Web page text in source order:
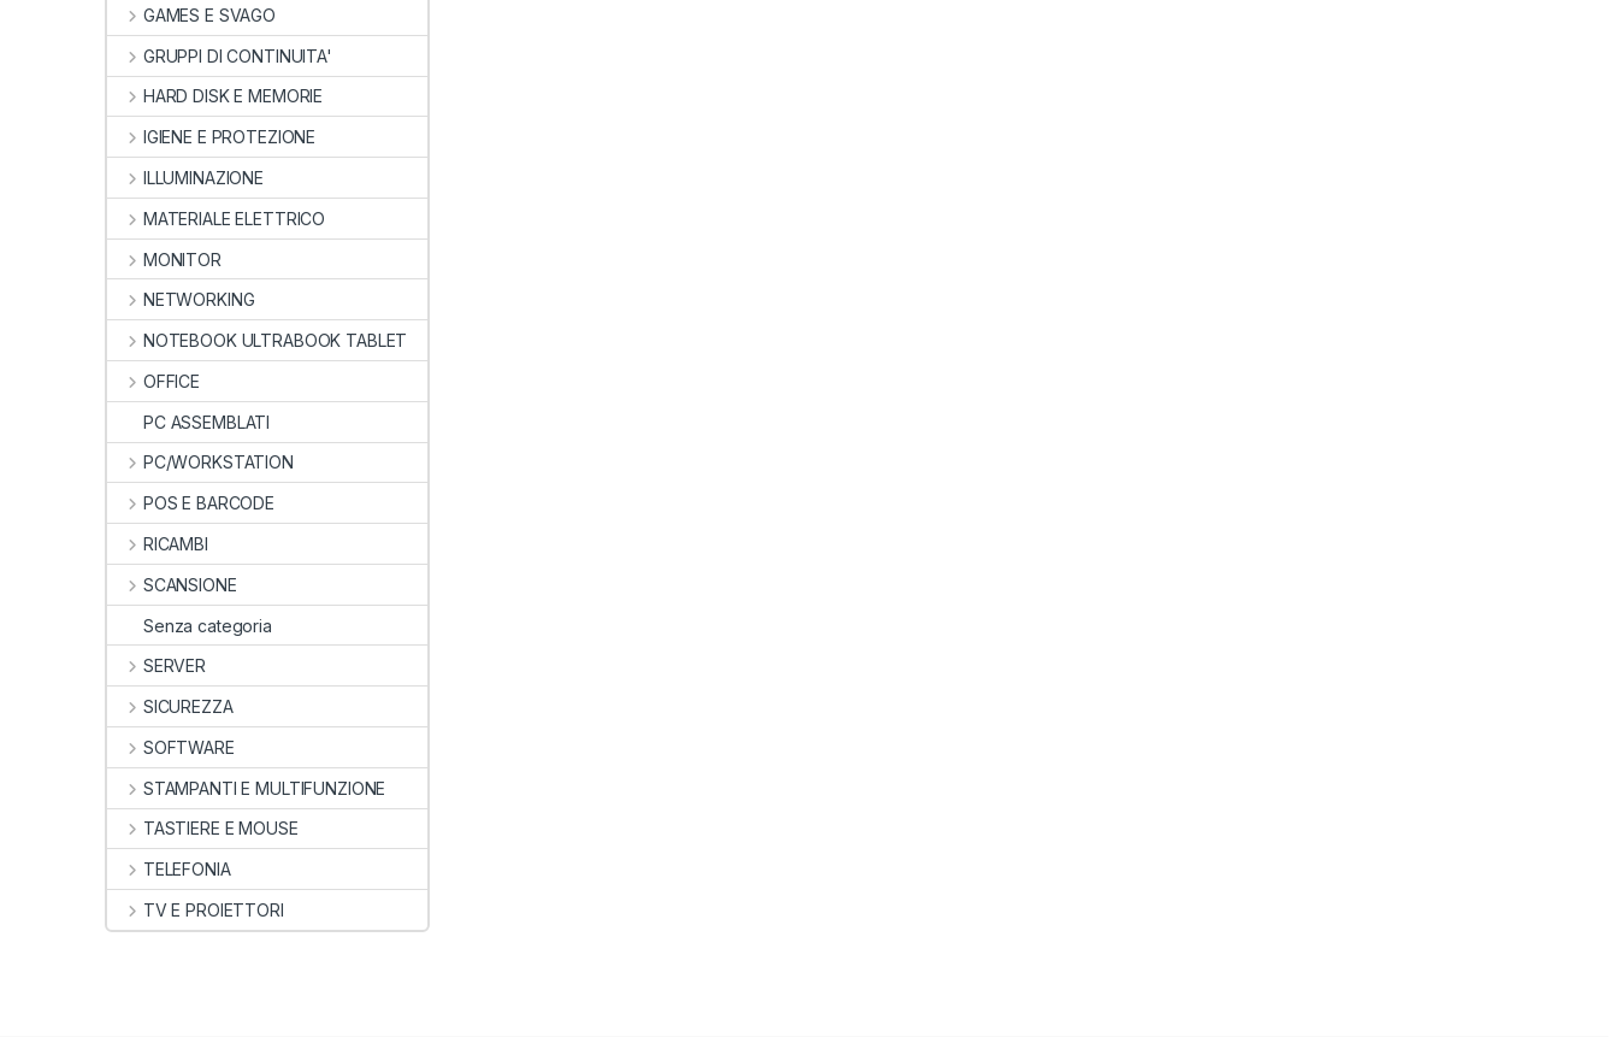
GAMES E SVAGO
GRUPPI DI CONTINUITA'
HARD DISK E MEMORIE
IGIENE E PROTEZIONE
ILLUMINAZIONE
MATERIALE ELETTRICO
MONITOR
NETWORKING
NOTEBOOK ULTRABOOK TABLET
OFFICE
PC ASSEMBLATI
PC/WORKSTATION
POS E BARCODE
RICAMBI
SCANSIONE
Senza categoria
SERVER
SICUREZZA
SOFTWARE
STAMPANTI E MULTIFUNZIONE
TASTIERE E MOUSE
TELEFONIA
TV E PROIETTORI